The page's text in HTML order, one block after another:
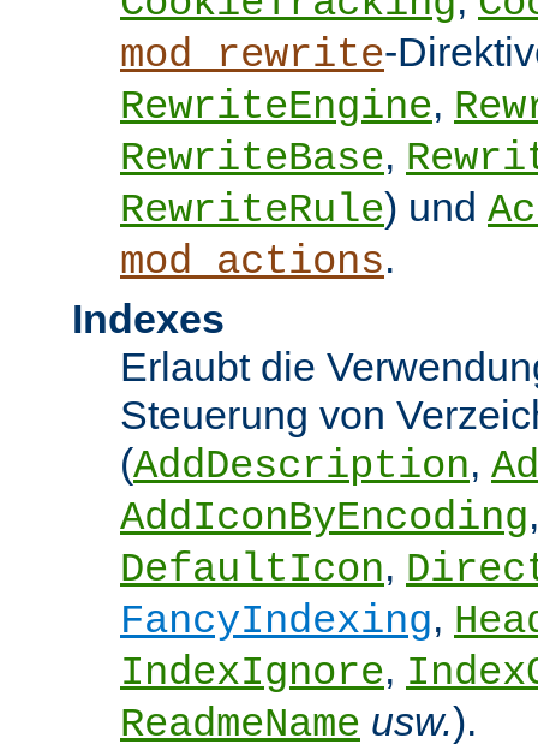
mod_rewrite-
RewriteEngine,
RewriteBase,
RewriteRule) und
mod_actions.
Indexes
Erlaubt die
Steuerung von
(AddDescription,
AddIconByEncoding
DefaultIcon,
FancyIndexing,
IndexIgnore,
ReadmeName usw.).